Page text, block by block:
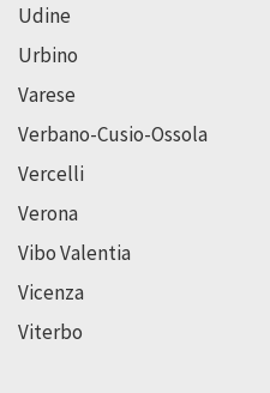
Udine
Urbino
Varese
Verbano-Cusio-Ossola
Vercelli
Verona
Vibo Valentia
Vicenza
Viterbo